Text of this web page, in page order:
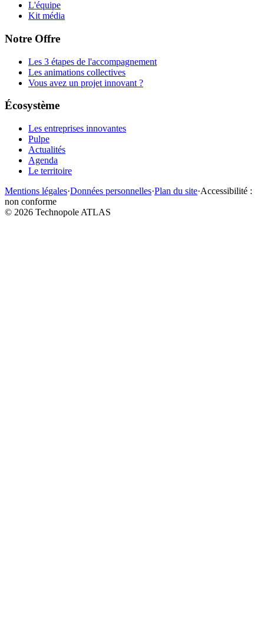
L'équipe
Kit média
Notre Offre
Les 3 étapes de l'accompagnement
Les animations collectives
Vous avez un projet innovant ?
Écosystème
Les entreprises innovantes
Pulpe
Actualités
Agenda
Le territoire
Mentions légales·Données personnelles·Plan du site·Accessibilité :
non conforme
© 2026 Technopole ATLAS